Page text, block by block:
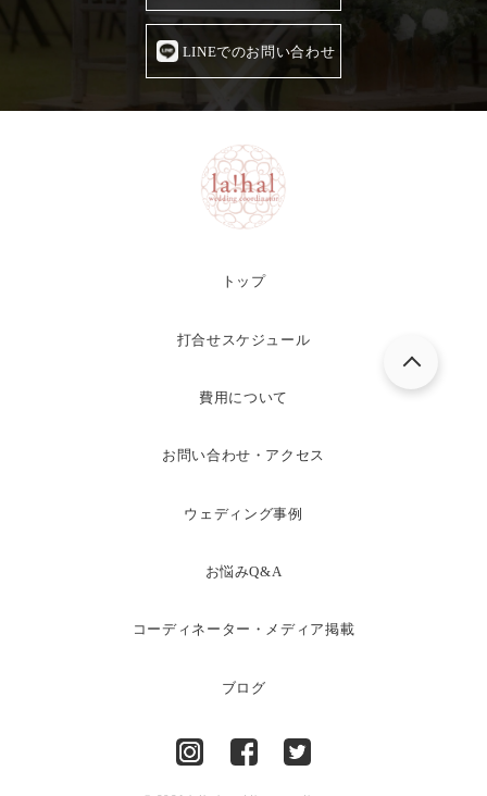
LINEでのお問い合わせ
トップ
打合せスケジュール
費用について
お問い合わせ・アクセス
ウェディング事例
お悩みQ&A
コーディネーター・メディア掲載
ブログ